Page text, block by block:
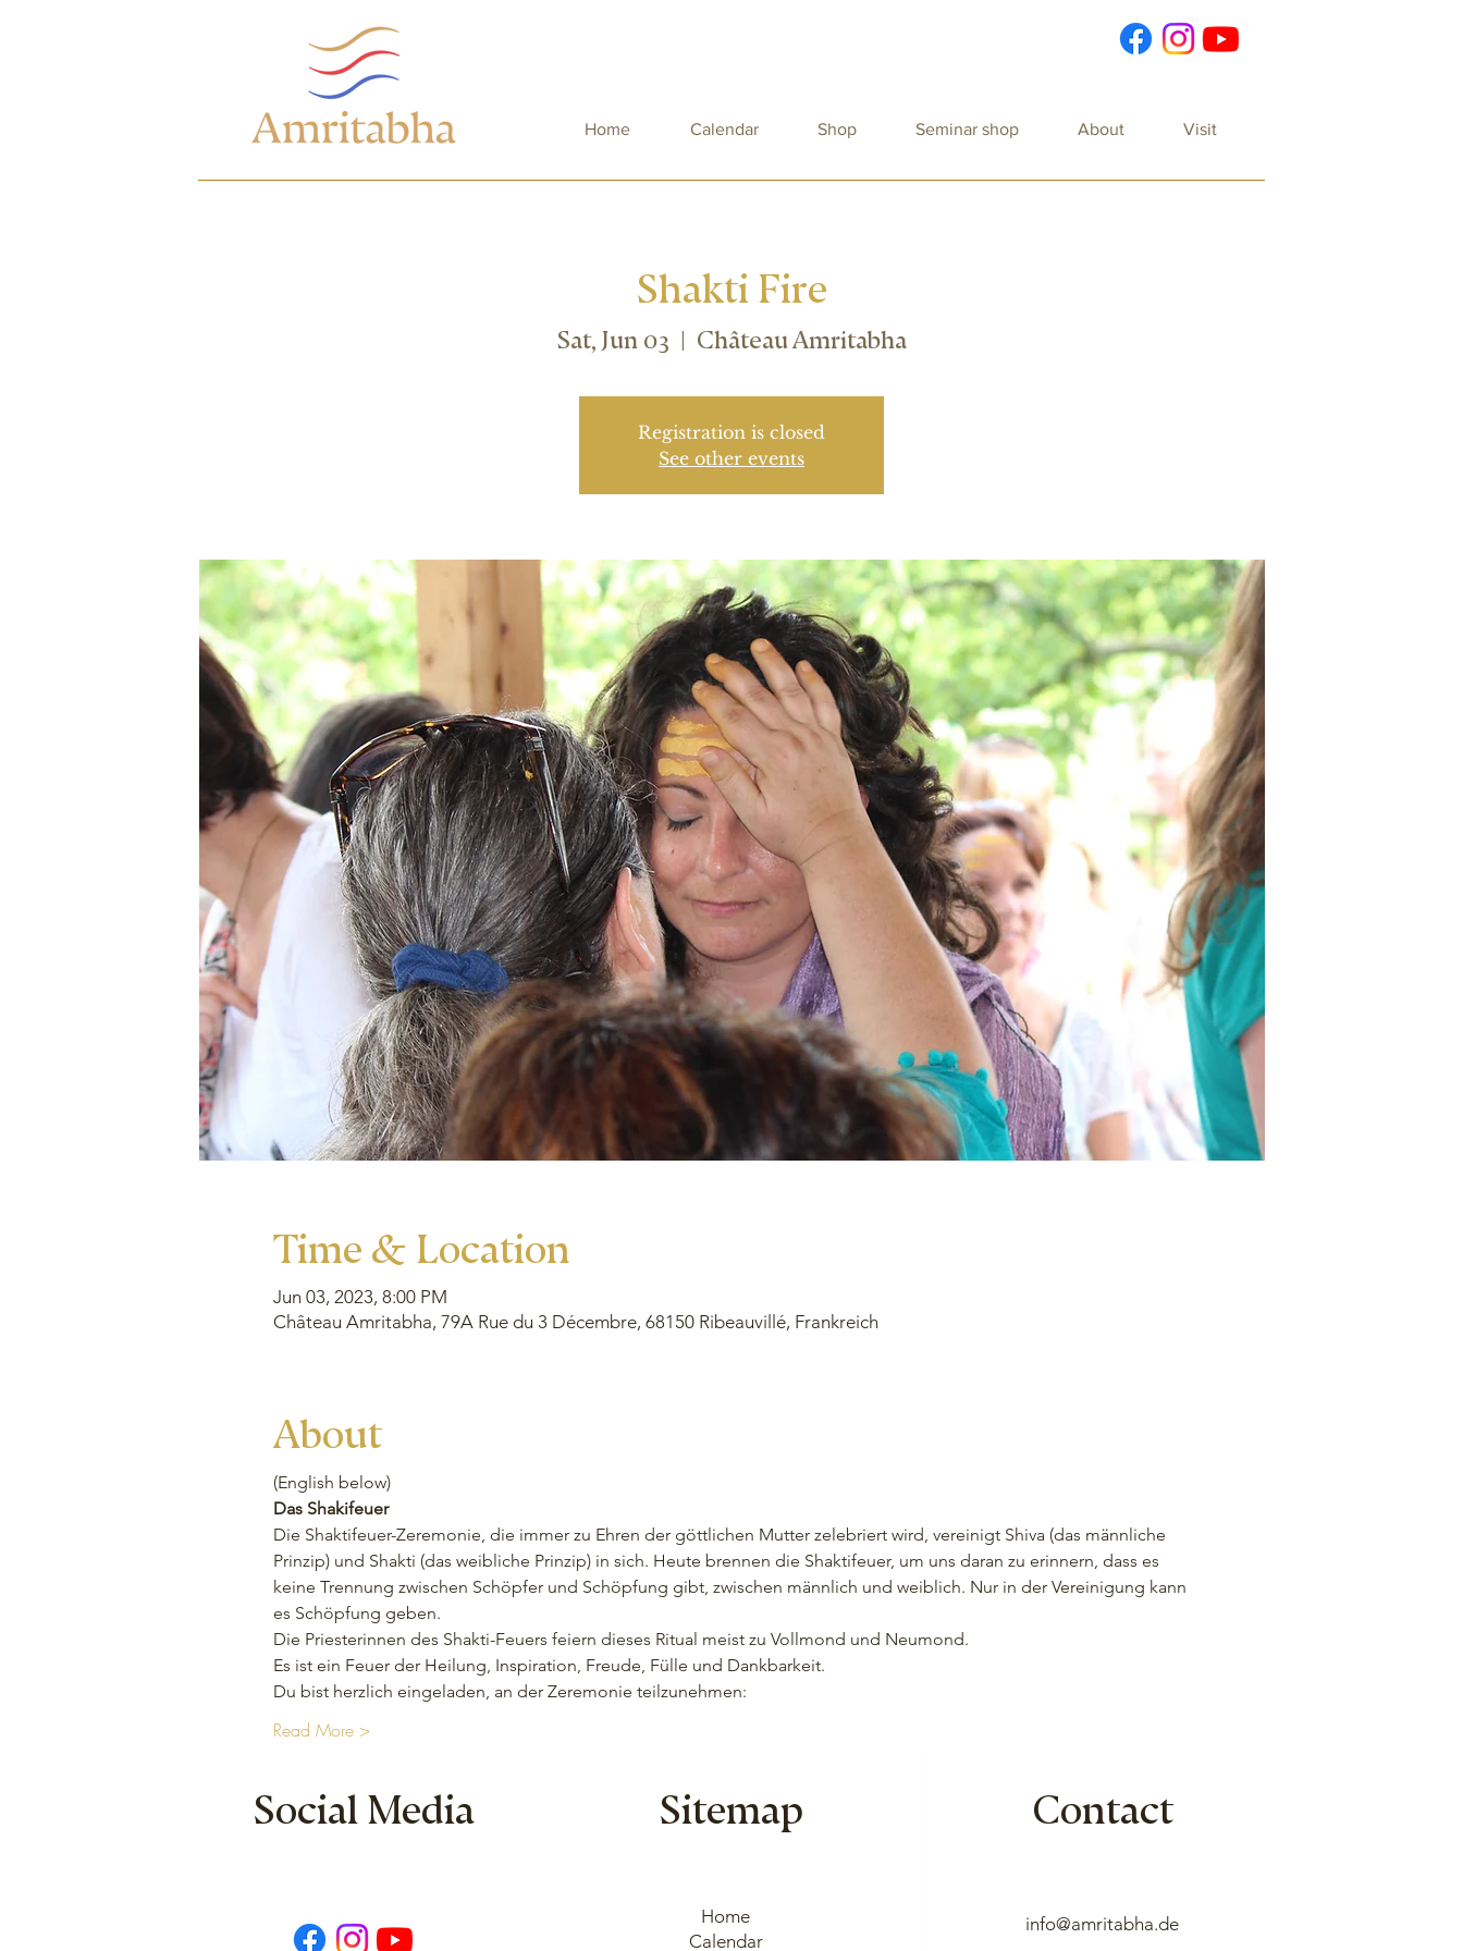
Home Calendar Shop Seminar shop About Visit
Shakti Fire
Sat, Jun 03
  |
Château Amritabha
Registration is closed
See other events
Time & Location
Jun 03, 2023, 8:00 PM
Château Amritabha, 79A Rue du 3 Décembre, 68150 Ribeauvillé, Frankreich
About
(English below)
Das Shakifeuer
Die Shaktifeuer-Zeremonie, die immer zu Ehren der göttlichen Mutter zelebriert wird, vereinigt Shiva (das männliche
Prinzip) und Shakti (das weibliche Prinzip) in sich. Heute brennen die Shaktifeuer, um uns daran zu erinnern, dass es
keine Trennung zwischen Schöpfer und Schöpfung gibt, zwischen männlich und weiblich. Nur in der Vereinigung kann
es Schöpfung geben.
Die Priesterinnen des Shakti-Feuers feiern dieses Ritual meist zu Vollmond und Neumond.
Es ist ein Feuer der Heilung, Inspiration, Freude, Fülle und Dankbarkeit.
Du bist herzlich eingeladen, an der Zeremonie teilzunehmen:
Read More >
Sitemap
Social Media Contact
info@amritabha.de
Home
Calendar